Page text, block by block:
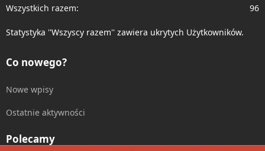
Wszystkich razem 96
Statystyka ''Wszyscy razem'' zawiera ukrytych Użytkowników.
Co nowego?
Nowe wpisy
Ostatnie aktywności
Polecamy